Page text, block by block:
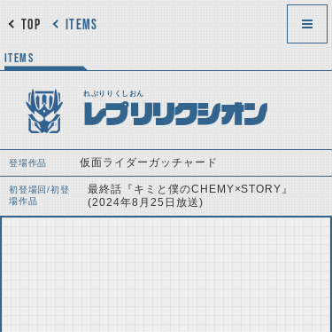
ITEMS
TOP
ITEMS
れぷりりくしおん
レプリリクシオン
登場作品 仮面ライダーガッチャード
初登場回/初登
場作品
最終話『キミと僕のCHEMY×STORY』
(2024年8月25日放送)